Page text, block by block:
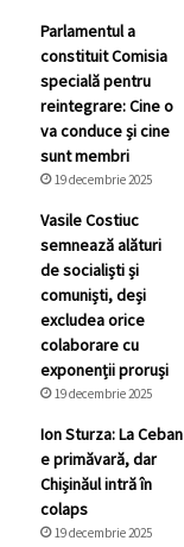
Parlamentul a
constituit Comisia
specială pentru
reintegrare: Cine o
va conduce și cine
sunt membri
19 decembrie 2025
Vasile Costiuc
semnează alături
de socialiști și
comuniști, deși
excludea orice
colaborare cu
exponenții proruși
19 decembrie 2025
Ion Sturza: La Ceban
e primăvară, dar
Chișinăul intră în
colaps
19 decembrie 2025